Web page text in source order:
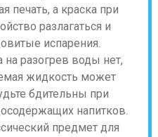
печать, а краска при
разлагаться и
испарения.
на разогрев воды нет,
жидкость может
бдительны при
напитков.
предмет для